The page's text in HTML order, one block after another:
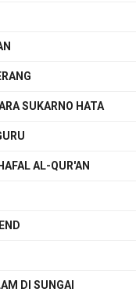
SUKARNO HATA
AL-QUR'AN
DI SUNGAI